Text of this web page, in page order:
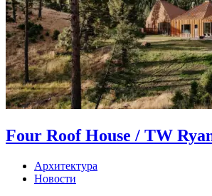
Four Roof House / TW
Архитектура
Новости